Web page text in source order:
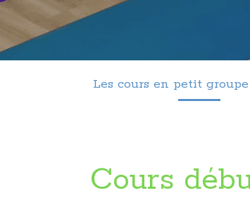
Les cours en petit
Cours